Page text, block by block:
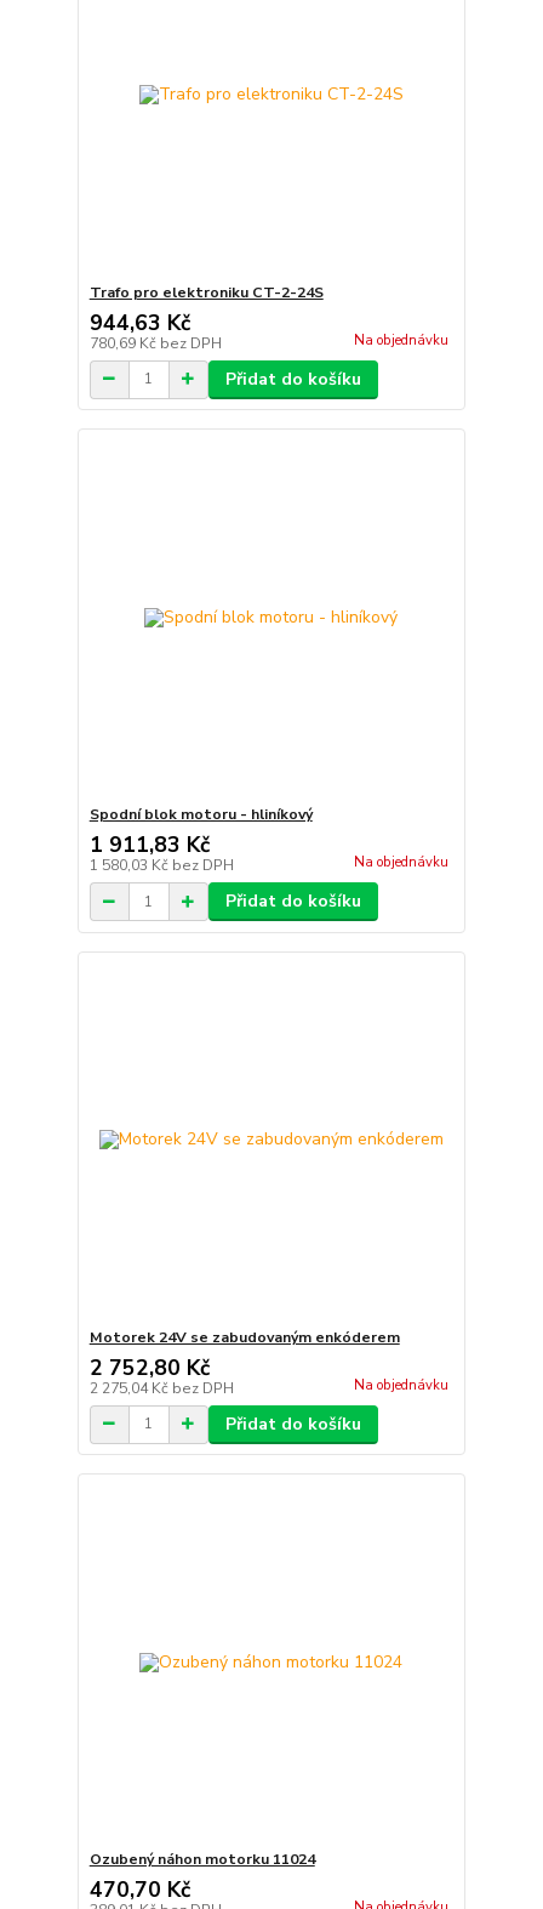
Trafo pro elektroniku CT-2-24S
944,63 Kč
780,69 Kč bez DPH Na objednávku
Přidat do košíku
Spodní blok motoru - hliníkový
1 911,83 Kč
1 580,03 Kč bez DPH Na objednávku
Přidat do košíku
Motorek 24V se zabudovaným enkóderem
2 752,80 Kč
2 275,04 Kč bez DPH Na objednávku
Přidat do košíku
Ozubený náhon motorku 11024
470,70 Kč